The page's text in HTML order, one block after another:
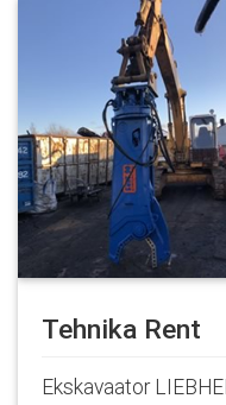
Tehnika Rent
Ekskavaator